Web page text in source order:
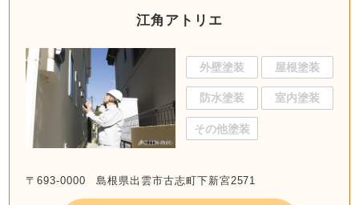
江角アトリエ
外壁塗装 屋根塗装
防水塗装 室内塗装
その他塗装
〒693-0000 島根県出雲市古志町下新宮2571